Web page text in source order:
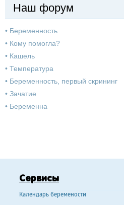
Наш форум
• Беременность
• Кому помогла?
• Кашель
• Температура
• Беременность, первый скрининг
• Зачатие
• Беременна
Сервисы
Календарь беремености